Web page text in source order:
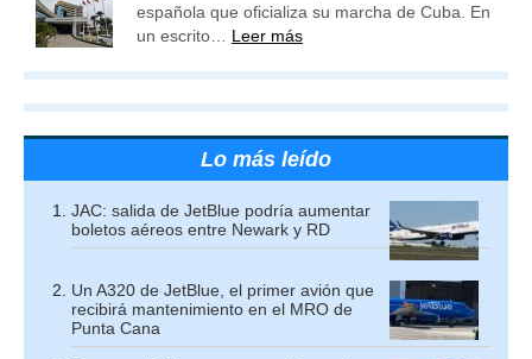
española que oficializa su marcha de Cuba. En
un escrito… Leer más
Lo más leído
JAC: salida de JetBlue podría aumentar
boletos aéreos entre Newark y RD
Un A320 de JetBlue, el primer avión que
recibirá mantenimiento en el MRO de
Punta Cana